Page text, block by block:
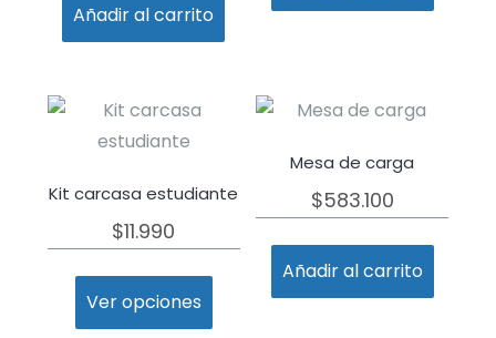
Añadir al carrito
Kit carcasa estudiante
$11.990
Ver opciones
Mesa de carga
$583.100
Añadir al carrito